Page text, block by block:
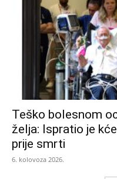
Teško bolesnom
želja: Ispratio je
prije smrti
6. kolovoza 2026.